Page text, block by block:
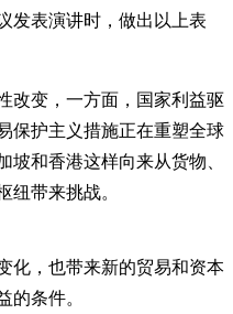
发表演讲时，做出以上表
改变，一方面，国家利益驱
保护主义措施正在重塑全球
坡和香港这样向来从货物、
纽带来挑战。
化，也带来新的贸易和资本
的条件。